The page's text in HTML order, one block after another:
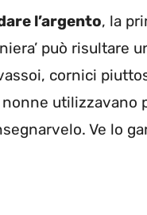
l’argento, la
può risultare
cornici
utilizzavano
Ve lo